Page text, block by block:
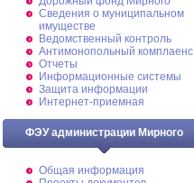
Cведения о муниципальном
имуществе
Ведомственный контроль
Антимонопольный комплаенс
Отчеты
Информационные системы
Защита информации
Интернет-приемная
ФЭУ администрации Мирного
Общая информация